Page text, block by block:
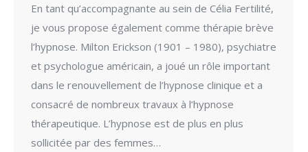
En tant qu’accompagnante au sein de Célia Fertilité,
je vous propose également comme thérapie brève
l’hypnose. Milton Erickson (1901 – 1980), psychiatre
et psychologue américain, a joué un rôle important
dans le renouvellement de l’hypnose clinique et a
consacré de nombreux travaux à l’hypnose
thérapeutique. L’hypnose est de plus en plus
sollicitée par des femmes…